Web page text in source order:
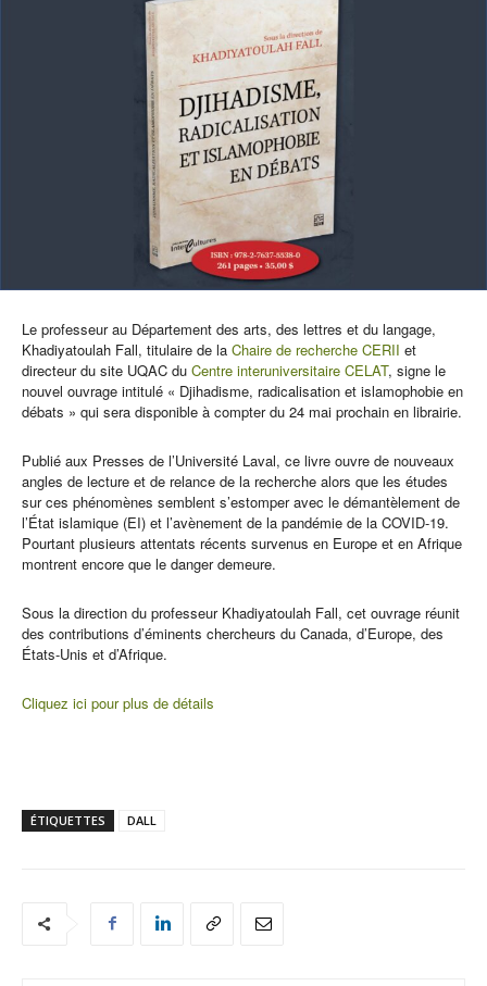
Le professeur au Département des arts, des lettres et du langage,
Khadiyatoulah Fall, titulaire de la Chaire de recherche CERII et
directeur du site UQAC du Centre interuniversitaire CELAT, signe le
nouvel ouvrage intitulé « Djihadisme, radicalisation et islamophobie en
débats » qui sera disponible à compter du 24 mai prochain en librairie.
Publié aux Presses de l’Université Laval, ce livre ouvre de nouveaux
angles de lecture et de relance de la recherche alors que les études
sur ces phénomènes semblent s’estomper avec le démantèlement de
l’État islamique (EI) et l’avènement de la pandémie de la COVID-19.
Pourtant plusieurs attentats récents survenus en Europe et en Afrique
montrent encore que le danger demeure.
Sous la direction du professeur Khadiyatoulah Fall, cet ouvrage réunit
des contributions d’éminents chercheurs du Canada, d’Europe, des
États-Unis et d’Afrique.
Cliquez ici pour plus de détails
ÉTIQUETTES DALL